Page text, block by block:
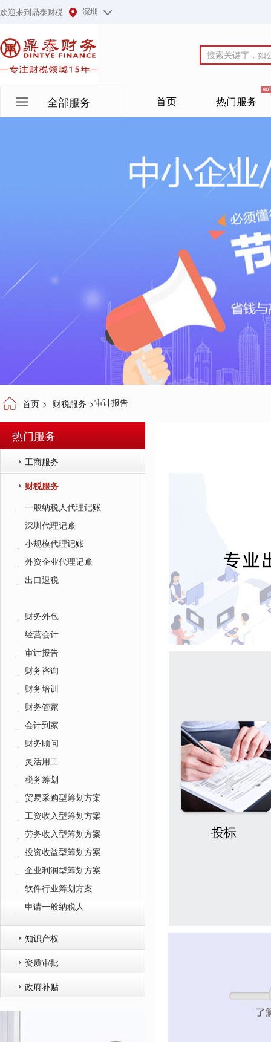
欢迎来到鼎泰财税 深圳
全部服务 首页 热门服务
首页 > 财税服务 >审计报告
热门服务
工商服务
财税服务
一般纳税人代理记账
深圳代理记账
小规模代理记账
外资企业代理记账
出口退税
财务外包
经营会计
审计报告
财务咨询
财务培训
财务管家
会计到家
财务顾问
灵活用工
税务筹划
贸易采购型筹划方案
工资收入型筹划方案
劳务收入型筹划方案
投资收益型筹划方案
企业利润型筹划方案
软件行业筹划方案
申请一般纳税人
知识产权
资质审批
政府补贴